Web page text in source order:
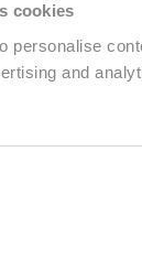
cookies
personalise
and